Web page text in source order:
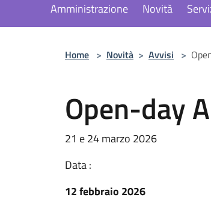
Amministrazione Novità
Home > Novità > Avvisi >
Open-day
21 e 24 marzo 2026
Data :
12 febbraio 2026